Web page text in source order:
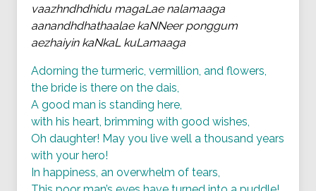
vaazhndhdhidu magaLae nalamaaga
aanandhdhathaalae kaNNeer ponggum
aezhaiyin kaNkaL kuLamaaga
Adorning the turmeric, vermillion, and flowers,
the bride is there on the dais,
A good man is standing here,
with his heart, brimming with good wishes,
Oh daughter! May you live well a thousand years
with your hero!
In happiness, an overwhelm of tears,